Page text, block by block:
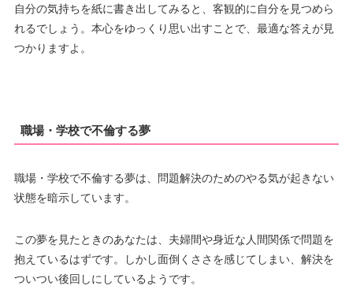
自分の気持ちを紙に書き出してみると、客観的に自分を見つめら
れるでしょう。本心をゆっくり思い出すことで、最適な答えが見
つかりますよ。
職場・学校で不倫する夢
職場・学校で不倫する夢は、問題解決のためのやる気が起きない
状態を暗示しています。
この夢を見たときのあなたは、夫婦間や身近な人間関係で問題を
抱えているはずです。しかし面倒くささを感じてしまい、解決を
ついつい後回しにしているようです。